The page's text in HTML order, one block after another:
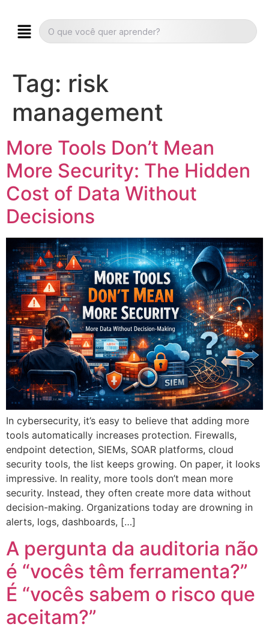
Tag: risk
management
More Tools Don’t Mean
More Security: The Hidden
Cost of Data Without
Decisions
In cybersecurity, it’s easy to believe that adding more
tools automatically increases protection. Firewalls,
endpoint detection, SIEMs, SOAR platforms, cloud
security tools, the list keeps growing. On paper, it looks
impressive. In reality, more tools don’t mean more
security. Instead, they often create more data without
decision-making. Organizations today are drowning in
alerts, logs, dashboards, […]
A pergunta da auditoria não
é “vocês têm ferramenta?”
É “vocês sabem o risco que
aceitam?”